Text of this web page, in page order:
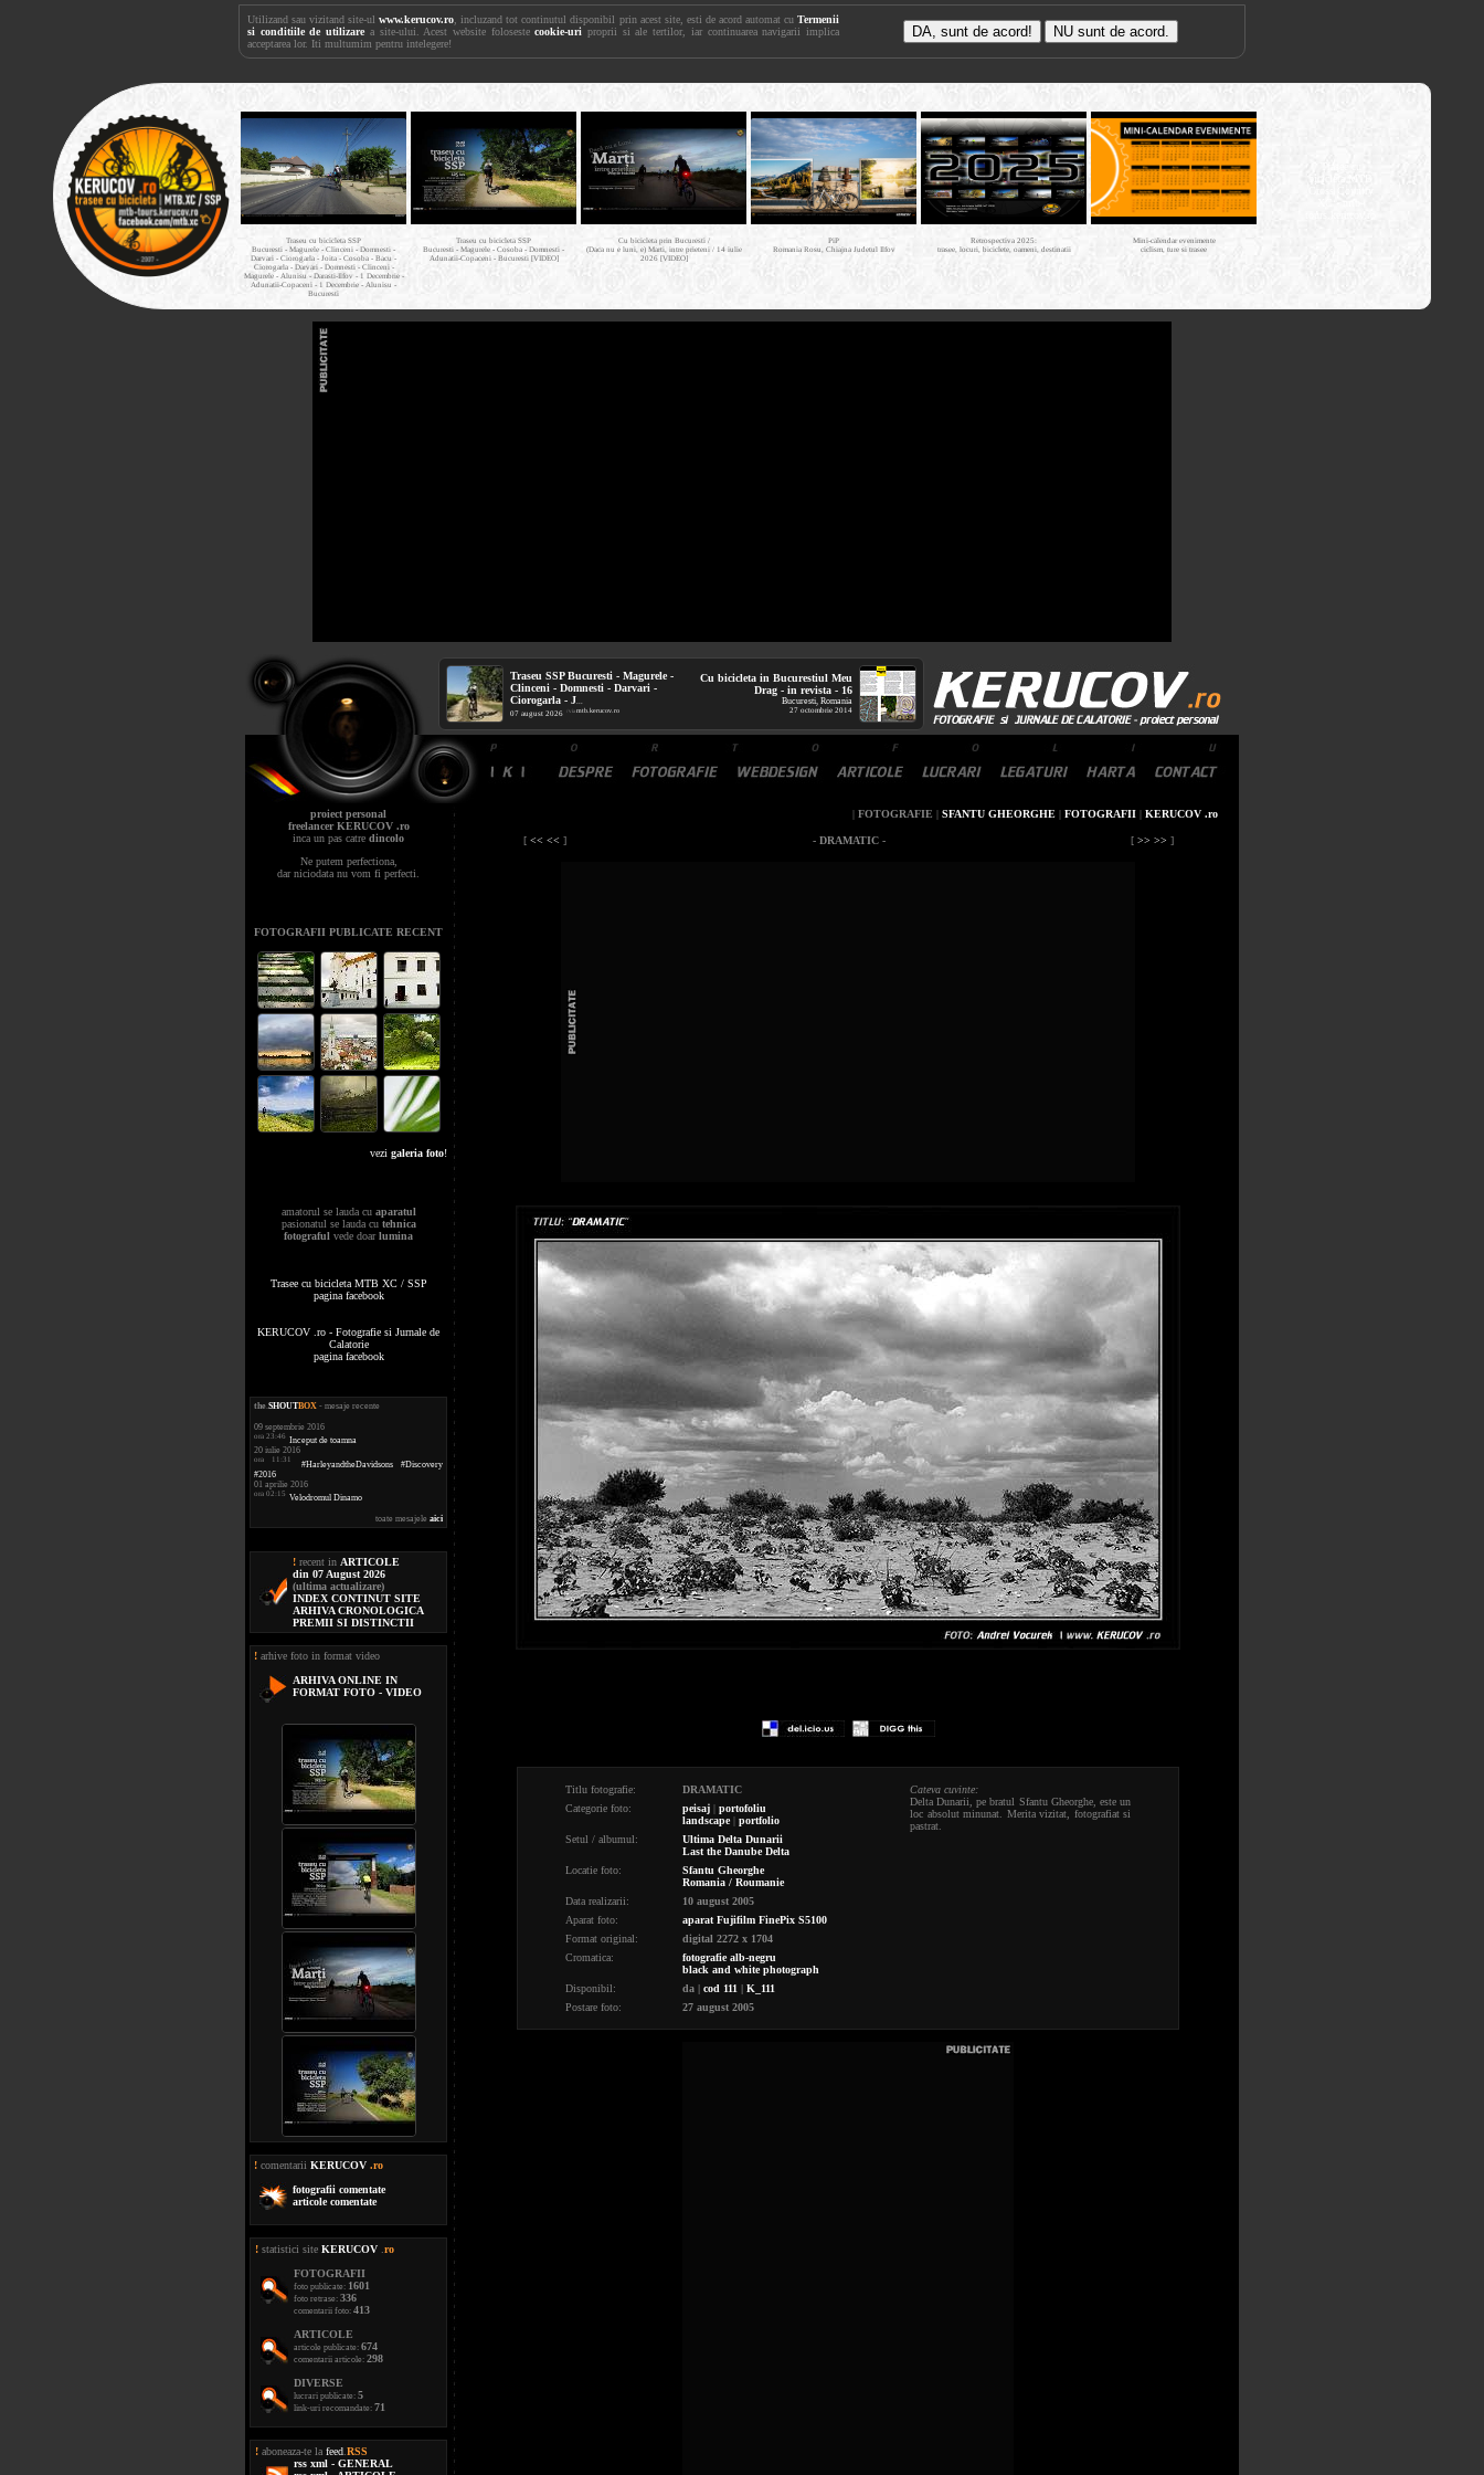
Utilizand sau vizitand site-ulwww.kerucov.ro , incluzand tot continutul disponibil prin acest site, esti de acord automat cuTermenii
si conditiile de utilizare a site-ului. Acest website folosestecookie-uri proprii si ale tertilor, iar continuarea navigarii implica
acceptarea lor. Iti multumim pentru intelegere!
Traseu cu bicicleta SSP
Bucuresti - Magurele - Clinceni - Domnesti -
Darvari - Ciorogarla - Joita - Cosoba - Bacu -
Ciorogarla - Darvari - Domnesti - Clinceni -
Magurele - Alunisu - Darasti-Ilfov - 1 Decembrie -
Adunatii-Copaceni - 1 Decembrie - Alunisu -
Bucuresti
Traseu cu bicicleta SSP
Bucuresti - Magurele - Cosoba - Domnesti -
Adunatii-Copaceni - Bucuresti [VIDEO]
Cu bicicleta prin Bucuresti /
(Daca nu e luni, e) Marti, intre prieteni / 14 iulie
2026 [VIDEO]
PiP
Romania Rosu, Chiajna Judetul Ilfov
Retrospectiva 2025:
trasee, locuri, biciclete, oameni, destinatii
Mini-calendar evenimente
ciclism, ture si trasee
bicicleta MTB
Traseu SSP Bucuresti - Magurele -
Clinceni - Domnesti - Darvari -
Ciorogarla - J...
07 august 2026 / via mtb.kerucov.ro
Cu bicicleta in Bucurestiul Meu
Drag - in revista - 16
Bucuresti, Romania
27 octombrie 2014
proiect personal
freelancer KERUCOV .ro
inca un pas catre dincolo
Ne putem perfectiona,
dar niciodata nu vom fi perfecti.
FOTOGRAFII PUBLICATE RECENT
vezi galeria foto!
amatorul se lauda cu aparatul
pasionatul se lauda cu tehnica
fotograful vede doarlumina
Trasee cu bicicleta MTB XC / SSP
pagina facebook
KERUCOV .ro - Fotografie si Jurnale de
Calatorie
pagina facebook
the.SHOUTBOX - mesaje recente
09 septembrie 2016
ora 23:46 Inceput de toamna
20 iulie 2016
ora 11:31
#HarleyandtheDavidsons #Discovery
#2016
01 aprilie 2016
ora 02:15 Velodromul Dinamo
toate mesajele aici
! recent in ARTICOLE
din 07 August 2026
(ultima actualizare)
INDEX CONTINUT SITE
ARHIVA CRONOLOGICA
PREMII SI DISTINCTII
! arhive foto in format video
ARHIVA ONLINE IN
FORMAT FOTO - VIDEO
! comentarii KERUCOV .ro
fotografii comentate
articole comentate
! statistici site KERUCOV ro
FOTOGRAFII
foto publicate: 1601
foto retrase: 336
comentarii foto: 413
ARTICOLE
articole publicate: 674
comentarii articole: 298
DIVERSE
lucrari publicate: 5
link-uri recomandate: 71
! aboneaza-te la feed RSS
rss xml - GENERAL
| FOTOGRAFIE | SFANTU GHEORGHE | FOTOGRAFII | KERUCOV .ro
[<< << ] - DRAMATIC - [>> >> ]
Titlu fotografie: DRAMATIC
Cateva cuvinte:
Delta Dunarii, pe bratul Sfantu Gheorghe, este un
loc absolut minunat. Merita vizitat, fotografiat si
pastrat.
Categorie foto: peisaj | portofoliu
landscape| portfolio
Setul / albumul:
Ultima Delta Dunarii
Last the Danube Delta
Locatie foto:
Sfantu Gheorghe
Romania / Roumanie
Data realizarii:
10 august 2005
Aparat foto:
aparat Fujifilm FinePix S5100
Format original:
digital 2272 x 1704
Cromatica:
fotografie alb-negru
black and white photograph
Disponibil:
da | cod 111 | K_111
Postare foto:
27 august 2005